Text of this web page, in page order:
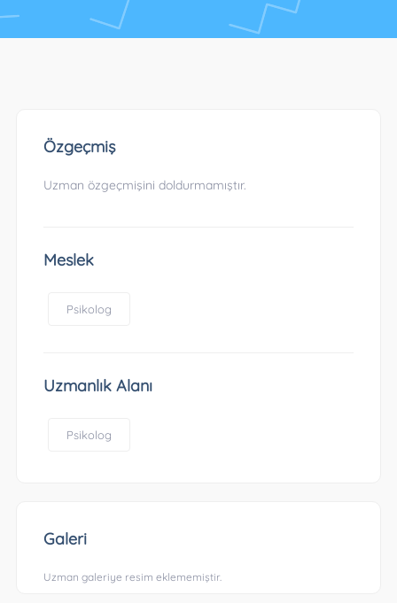
Özgeçmiş
Uzman özgeçmişini doldurmamıştır.
Meslek
Psikolog
Uzmanlık Alanı
Psikolog
Galeri
Uzman galeriye resim eklememiştir.